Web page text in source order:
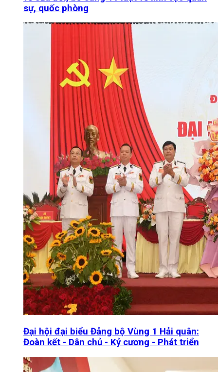
sự, quốc phòng
Đại hội đại biểu Đảng bộ Vùng 1 Hải quân:
Đoàn kết - Dân chủ - Kỷ cương - Phát triển